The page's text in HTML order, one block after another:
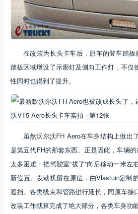
在改装为长头卡车后，原车的登车踏
踏板区域增设了示廓灯及侧向工作灯，不仅
性同时也得到了提升。
虽然沃尔沃FH Aero在车身结构上做出
是第五代FH的那套东西。正是因此，车辆
太多困难：把驾驶室“拔了”向后移动一米左
新位置。发动机留在原位，由Vlastuin定制
遮挡。各类线束和管路进行延长，同原车接
改装工作就算完成了绝大部分，各类车身功